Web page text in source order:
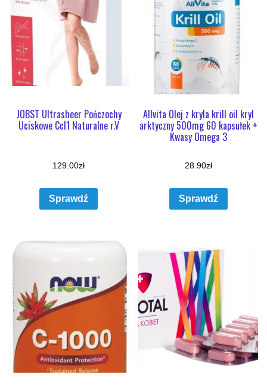
JOBST Ultrasheer Pończochy
Uciskowe Ccl1 Naturalne r.V
129.00zł
Sprawdź
Allvita Olej z kryla krill oil kryl
arktyczny 500mg 60 kapsułek +
Kwasy Omega 3
28.90zł
Sprawdź